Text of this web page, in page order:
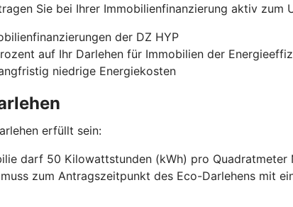
Sie bei Ihrer Immobilienfinanzierung aktiv
der DZ HYP
auf Ihr Darlehen für Immobilien der
niedrige Energiekosten
erfüllt sein:
darf 50 Kilowattstunden (kWh) pro
zum Antragszeitpunkt des Eco-Darlehens mit